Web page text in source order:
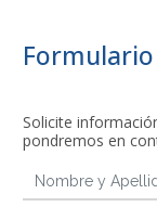
Solicite
pondremos en